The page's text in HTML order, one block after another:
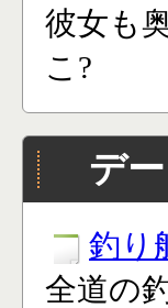
彼女も
こ?
デ
釣り
全道の